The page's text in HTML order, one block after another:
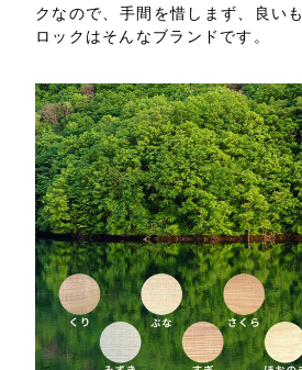
クなので、手間を惜しまず、良い
ロックはそんなブランドです。